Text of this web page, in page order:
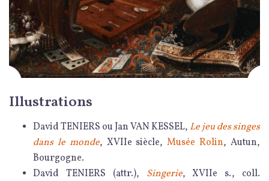
Illustrations
David TENIERS ou Jan VAN KESSEL, Le jeu des singes
dans le monde, XVIIe siècle,Musée Rolin, Autun,
Bourgogne.
David TENIERS (attr.), Singerie, XVIIe s., coll.